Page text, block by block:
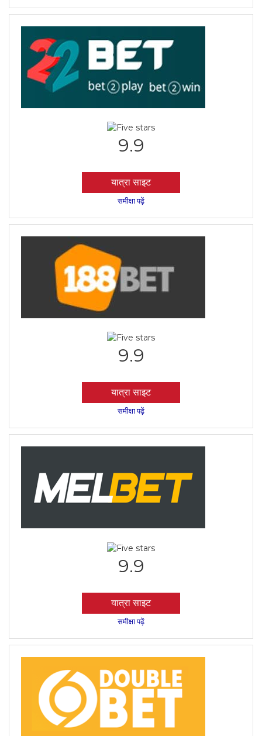
9.9
यात्रा साइट
समीक्षा पढ़ें
9.9
यात्रा साइट
समीक्षा पढ़ें
9.9
यात्रा साइट
समीक्षा पढ़ें